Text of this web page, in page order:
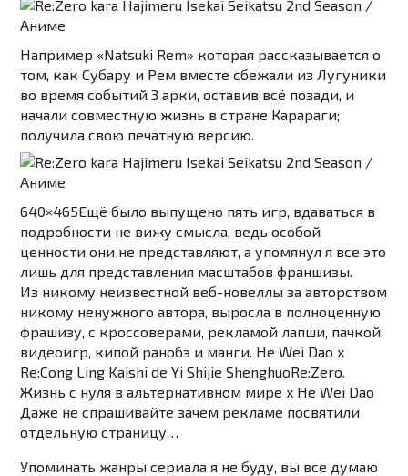
Например «Natsuki Rem» которая рассказывается о
том, как Субару и Рем вместе сбежали из Лугуники
во время событий 3 арки, оставив всё позади, и
начали совместную жизнь в стране Карараги;
получила свою печатную версию.
640×465Ещё было выпущено пять игр, вдаваться в
подробности не вижу смысла, ведь особой
ценности они не представляют, а упомянул я все это
лишь для представления масштабов франшизы.
Из никому неизвестной веб-новеллы за авторством
никому ненужного автора, выросла в полноценную
фрашизу, с кроссоверами, рекламой лапши, пачкой
видеоигр, кипой ранобэ и манги. He Wei Dao x
Re:Cong Ling Kaishi de Yi Shijie ShenghuoRe:Zero.
Жизнь с нуля в альтернативном мире x He Wei Dao
Даже не спрашивайте зачем рекламе посвятили
отдельную страницу…
Упоминать жанры сериала я не буду, вы все думаю